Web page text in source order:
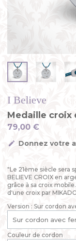
I Believe
Medaille croix
79,00 €
Donnez votre
"Le 21ème siècle sera
BELIEVE CROIX en
grâce à sa croix
d'une croix par
Version : Sur cordon
Couleur de cordon